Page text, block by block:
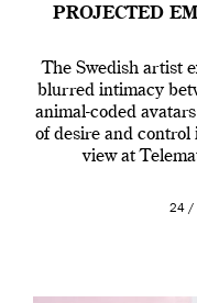
PROJECTED
The Swedish artist
blurred intimacy
animal-coded
of desire and
view at
24 /